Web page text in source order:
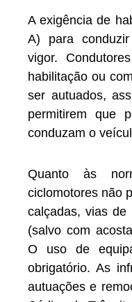
A exigência de
A) para
vigor.
habilitação ou
ser autuados,
permitirem que
conduzam o
Quanto às
ciclomotores não
calçadas, vias de
(salvo com
O uso de
obrigatório. As
autuações e